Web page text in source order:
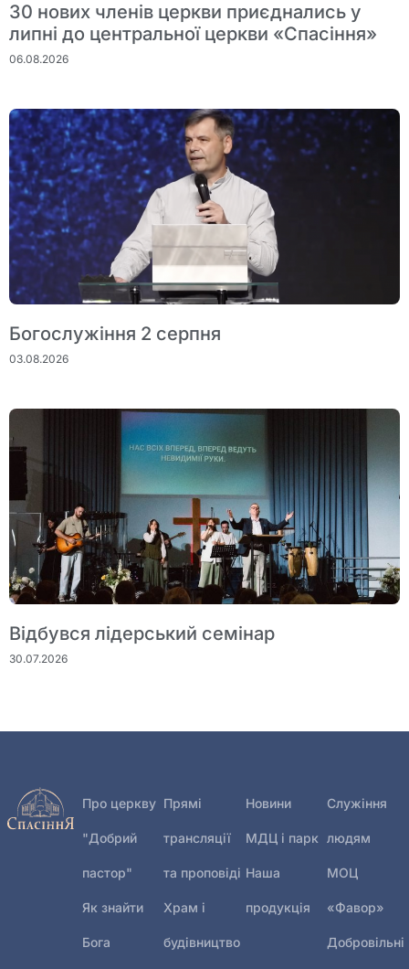
30 нових членів церкви приєднались у
липні до центральної церкви «Спасіння»
06.08.2026
Богослужіння 2 серпня
03.08.2026
Відбувся лідерський семінар
30.07.2026
Про церкву
"Добрий
пастор"
Як знайти
Бога
Прямі
трансляції
та проповіді
Храм і
будівництво
Новини
МДЦ і парк
Наша
продукція
Служіння
людям
МОЦ
«Фавор»
Добровільні